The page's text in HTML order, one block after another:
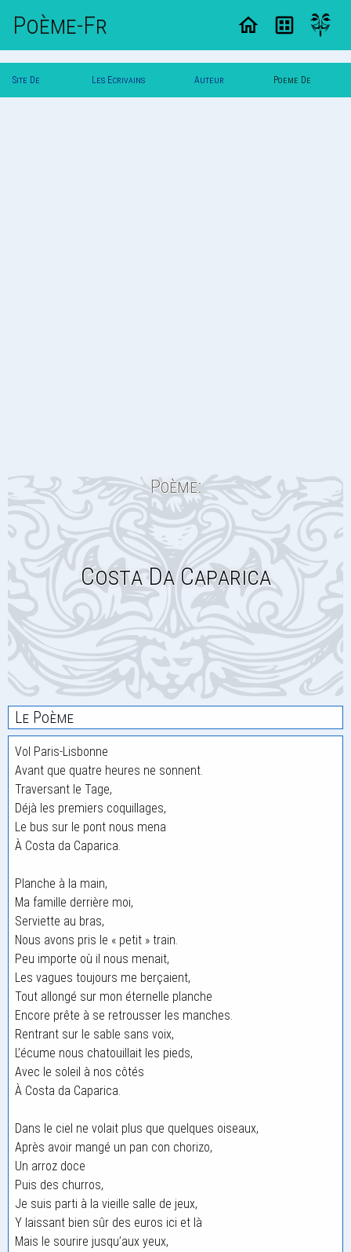
Poème-Fr
Site De Les Ecrivains Auteur Poeme De
Poème:
Costa Da Caparica
Le Poème
Vol Paris-Lisbonne
Avant que quatre heures ne sonnent.
Traversant le Tage,
Déjà les premiers coquillages,
Le bus sur le pont nous mena
À Costa da Caparica.
Planche à la main,
Ma famille derrière moi,
Serviette au bras,
Nous avons pris le « petit » train.
Peu importe où il nous menait,
Les vagues toujours me berçaient,
Tout allongé sur mon éternelle planche
Encore prête à se retrousser les manches.
Rentrant sur le sable sans voix,
L’écume nous chatouillait les pieds,
Avec le soleil à nos côtés
À Costa da Caparica.
Dans le ciel ne volait plus que quelques oiseaux,
Après avoir mangé un pan con chorizo,
Un arroz doce
Puis des churros,
Je suis parti à la vieille salle de jeux,
Y laissant bien sûr des euros ici et là
Mais le sourire jusqu’aux yeux,